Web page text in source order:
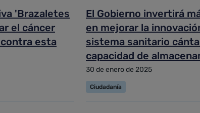
'Brazaletes
el cáncer
esta
El Gobierno invertirá
en mejorar la
sistema sanitario
capacidad de
30 de enero de 2025
Ciudadanía